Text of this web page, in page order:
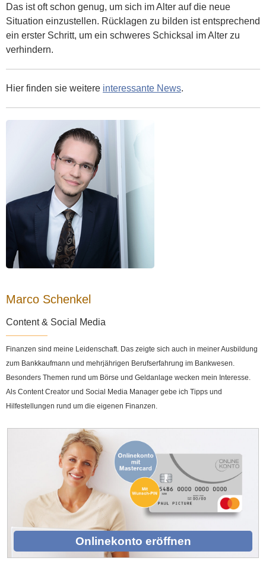
Das ist oft schon genug, um sich im Alter auf die neue
Situation einzustellen. Rücklagen zu bilden ist entsprechend
ein erster Schritt, um ein schweres Schicksal im Alter zu
verhindern.
Hier finden sie weitere interessante News.
Marco Schenkel
Content & Social Media
Finanzen sind meine Leidenschaft. Das zeigte sich auch in meiner Ausbildung
zum Bankkaufmann und mehrjährigen Berufserfahrung im Bankwesen.
Besonders Themen rund um Börse und Geldanlage wecken mein Interesse.
Als Content Creator und Social Media Manager gebe ich Tipps und
Hilfestellungen rund um die eigenen Finanzen.
Onlinekonto eröffnen